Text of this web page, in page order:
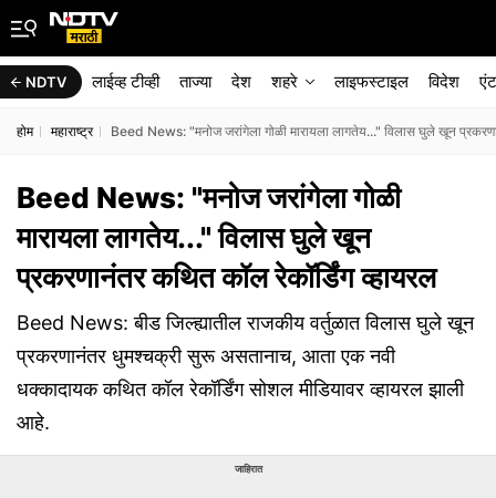
NDTV लाईव्ह टीव्ही ताज्या देश शहरे लाइफस्टाइल विदेश
होम महाराष्ट्र Beed News: "मनोज जरांगेला गोळी मारायला लागतेय..." विलास घुले खून
Beed News: "मनोज जरांगेला गोळी
मारायला लागतेय..." विलास घुले खून
प्रकरणानंतर कथित कॉल रेकॉर्डिंग व्हायरल
Beed News: बीड जिल्ह्यातील राजकीय वर्तुळात विलास घुले खून
प्रकरणानंतर धुमश्चक्री सुरू असतानाच, आता एक नवी
धक्कादायक कथित कॉल रेकॉर्डिंग सोशल मीडियावर व्हायरल झाली
आहे.
जाहिरात